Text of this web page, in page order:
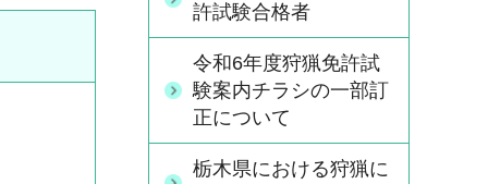
許試験合格者
令和6年度狩猟免許試
験案内チラシの一部訂
正について
栃木県における狩猟に